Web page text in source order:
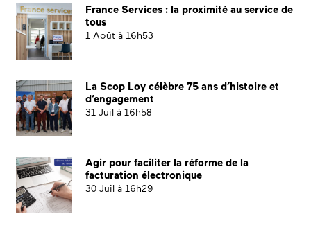
France Services : la proximité au service de
tous
1 Août à 16h53
La Scop Loy célèbre 75 ans d’histoire et
d’engagement
31 Juil à 16h58
Agir pour faciliter la réforme de la
facturation électronique
30 Juil à 16h29